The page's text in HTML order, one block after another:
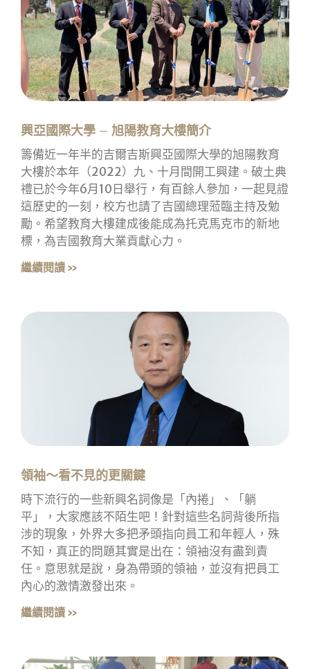
興亞國際大學 – 旭陽教育大樓簡介
籌備近一年半的吉爾吉斯興亞國際大學的旭陽教育
大樓於本年（2022）九、十月間開工興建。破土典
禮已於今年6月10日舉行，有百餘人參加，一起見證
這歷史的一刻，校方也請了吉國總理蒞臨主持及勉
勵。希望教育大樓建成後能成為托克馬克市的新地
標，為吉國教育大業貢獻心力。
繼續閱讀 »
領袖～看不見的更關鍵
時下流行的一些新興名詞像是「內捲」、「躺
平」，大家應該不陌生吧！針對這些名詞背後所指
涉的現象，外界大多把矛頭指向員工和年輕人，殊
不知，真正的問題其實是出在：領袖沒有盡到責
任。意思就是說，身為帶頭的領袖，並沒有把員工
內心的激情激發出來。
繼續閱讀 »